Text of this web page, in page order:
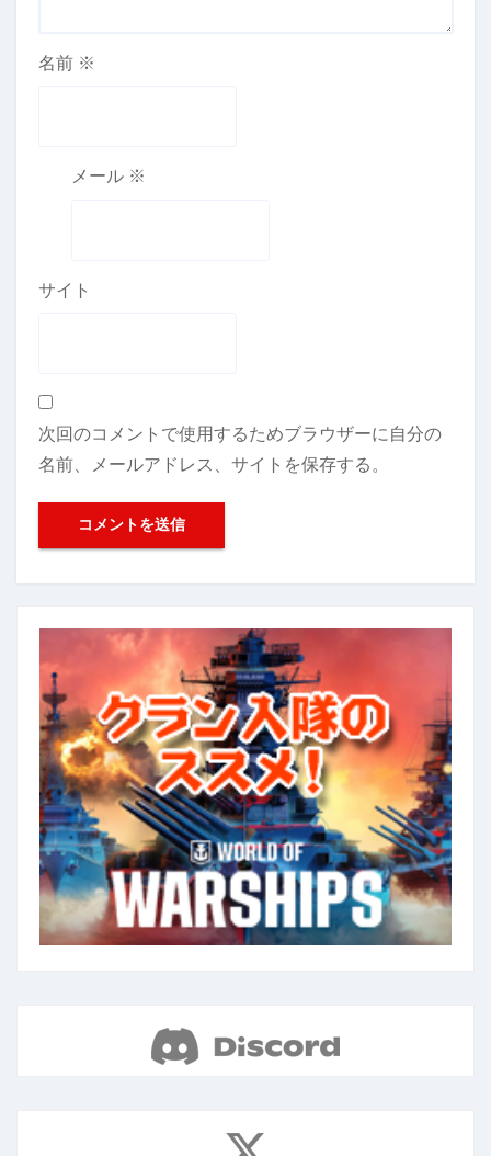
名前 ※
メール ※
サイト
次回のコメントで使用するためブラウザーに自分の
名前、メールアドレス、サイトを保存する。